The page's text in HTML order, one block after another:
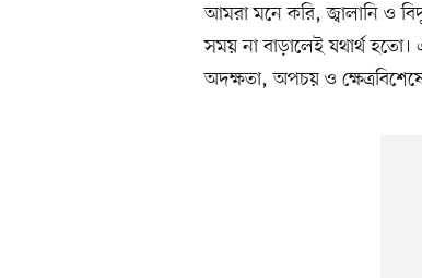
আমরা মনে করি, জ্বালানি ও
সময় না বাড়ালেই যথার্থ
অদক্ষতা, অপচয় ও